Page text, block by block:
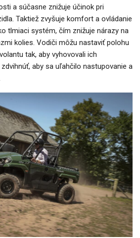
a súčasne znižuje účinok pri
Taktiež zvyšuje komfort a ovládanie
tlmiaci systém, čím znižuje nárazy na
kolies. Vodiči môžu nastaviť polohu
tak, aby vyhovovali ich
aby sa uľahčilo nastupovanie a